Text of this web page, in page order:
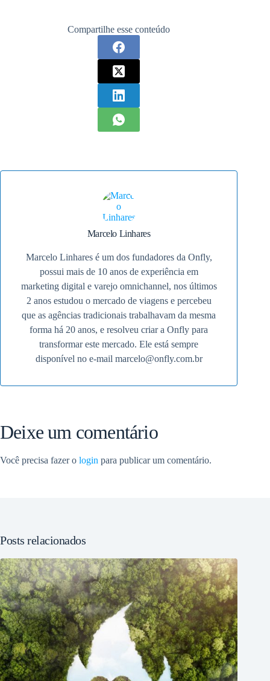
Compartilhe esse conteúdo
Marcelo Linhares
Marcelo Linhares é um dos fundadores da Onfly,
possui mais de 10 anos de experiência em
marketing digital e varejo omnichannel, nos últimos
2 anos estudou o mercado de viagens e percebeu
que as agências tradicionais trabalhavam da mesma
forma há 20 anos, e resolveu criar a Onfly para
transformar este mercado. Ele está sempre
disponível no e-mail marcelo@onfly.com.br
Deixe um comentário
Você precisa fazer o login para publicar um comentário.
Posts relacionados